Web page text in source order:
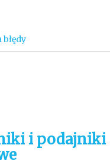
i podajniki